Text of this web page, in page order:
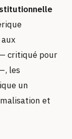
critiqué pour
les
un
et